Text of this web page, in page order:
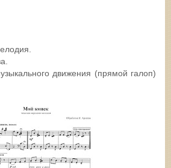
движения (прямой галоп)